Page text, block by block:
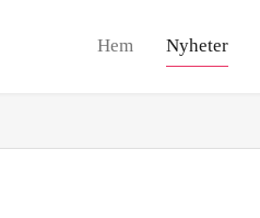
Hem Nyheter